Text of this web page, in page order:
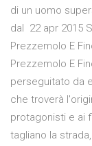
di un uomo
dal 22 apr 2015
Prezzemolo E
Prezzemolo E
perseguitato da
che troverà
protagonisti e ai
tagliano la